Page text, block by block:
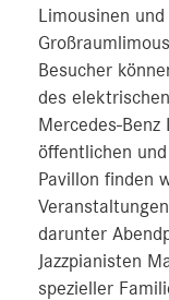
Limousinen
Besucher
des
Mercedes-
öffentlichen
Pavillon finden
darunter
Jazzpianisten
spezieller